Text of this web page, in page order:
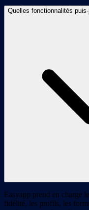
Quelles fonctionnalités
Easyapp prend en charge
fidélité, les profils, les